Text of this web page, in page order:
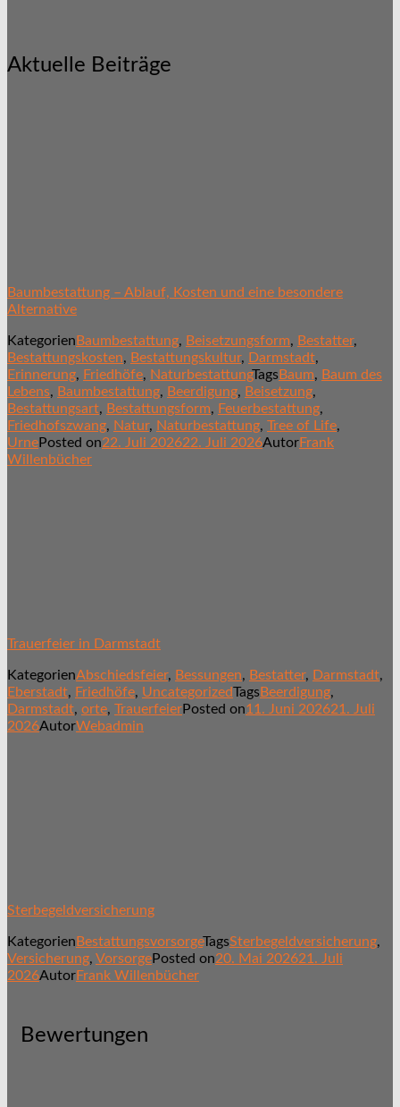
Aktuelle Beiträge
Baumbestattung – Ablauf, Kosten und eine besondere
Alternative
KategorienBaumbestattung, Beisetzungsform, Bestatter,
Bestattungskosten, Bestattungskultur, Darmstadt,
Erinnerung, Friedhöfe, NaturbestattungTagsBaum, Baum des
Lebens, Baumbestattung, Beerdigung, Beisetzung,
Bestattungsart, Bestattungsform, Feuerbestattung,
Friedhofszwang, Natur, Naturbestattung, Tree of Life,
UrnePosted on22. Juli 202622. Juli 2026AutorFrank
Willenbücher
Trauerfeier in Darmstadt
KategorienAbschiedsfeier, Bessungen, Bestatter, Darmstadt,
Eberstadt, Friedhöfe, UncategorizedTagsBeerdigung,
Darmstadt, orte, TrauerfeierPosted on11. Juni 202621. Juli
2026AutorWebadmin
Sterbegeldversicherung
KategorienBestattungsvorsorgeTagsSterbegeldversicherung,
Versicherung, VorsorgePosted on20. Mai 202621. Juli
2026AutorFrank Willenbücher
Bewertungen